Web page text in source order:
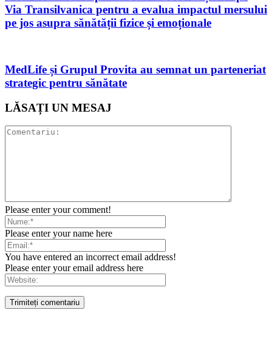
Via Transilvanica pentru a evalua impactul mersului
pe jos asupra sănătății fizice și emoționale
MedLife și Grupul Provita au semnat un parteneriat
strategic pentru sănătate
LĂSAȚI UN MESAJ
Please enter your comment!
Please enter your name here
You have entered an incorrect email address!
Please enter your email address here